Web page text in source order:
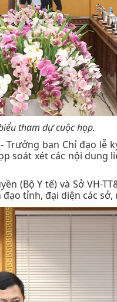
tham dự cuộc họp.
ban Chỉ đạo lễ
soát xét các nội
(Bộ Y tế) và Sở VH-
tỉnh, đại diện các